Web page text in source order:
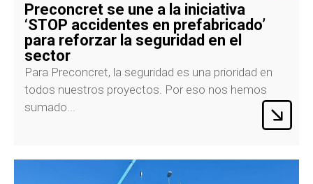
Preconcret se une a la iniciativa
‘STOP accidentes en prefabricado’
para reforzar la seguridad en el
sector
Para Preconcret, la seguridad es una prioridad en
todos nuestros proyectos. Por eso nos hemos
sumado...